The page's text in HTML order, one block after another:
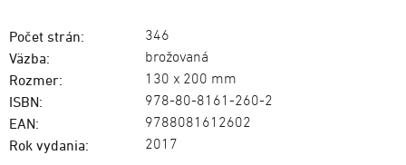
Počet strán: 346
Väzba: brožovaná
Rozmer: 130 x 200 mm
ISBN: 978-80-8161-260-2
EAN: 9788081612602
Rok vydania: 2017